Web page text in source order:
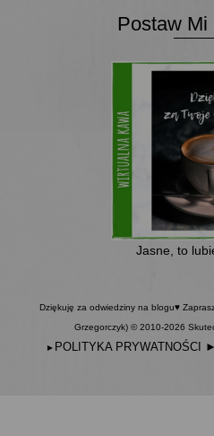
Postaw Mi
Jasne, to
Dziękuję za odwiedziny na blogu♥
Grzegorczyk) © 2010-2026
► POLITYKA PRYWATNOŚCI ►